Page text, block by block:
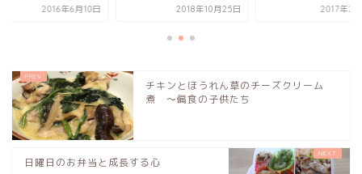
2016年6月10日 2018年10月25日 2017年2
チキンとほうれん草のチーズクリーム
煮 〜偏食の子供たち
日曜日のお弁当と成長する心